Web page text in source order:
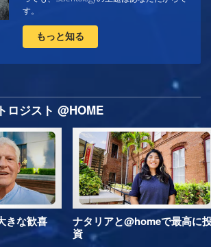
す。
もっと知る
ロジスト @HOME
きな歓喜
ナタリアと@homeで最高に
資